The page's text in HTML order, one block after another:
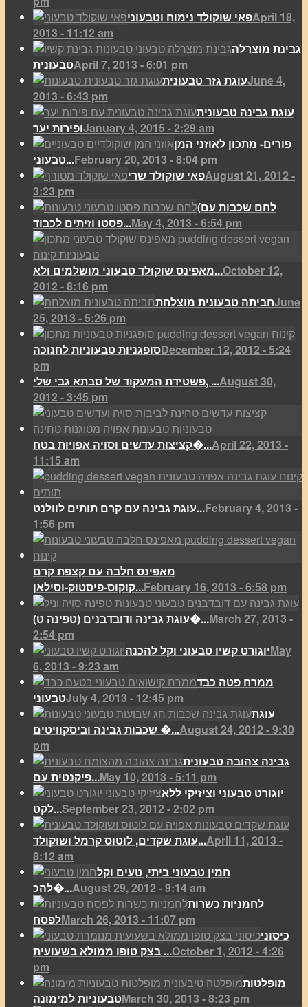
פאי שוקולד נימוח וטבעוניApril 18,
2013 - 11:12 am
גבינת מוצרלה
טבעוניתApril 7, 2013 - 6:01 pm
עוגת גזר טבעוניתJune 4,
2013 - 6:43 pm
עוגת גבינה טבעונית
ופירות יערJanuary 4, 2015 - 2:29 am
פורים- מתכון לאוזני המן
טבעוני...February 20, 2013 - 8:04 pm
פאי שוקולד שריAugust 21, 2012 -
3:23 pm
(לחם שכבות עם
פסטו וזיתים לכבוד...May 4, 2013 - 6:54 pm
מאפינס שוקולד טבעוני מושלמים ולא...October 12,
2012 - 8:16 pm
חביתה טבעונית מוצלחתJune
25, 2013 - 5:26 pm
סופגניות טבעוניות לחנוכהDecember 12, 2012 - 5:24
pm
פשטידת המעקוד של סבתא גבי שלי, ...August 30,
2012 - 3:45 pm
קציצות עדשים וסויה אפויות בטח�...April 22, 2013 -
11:15 am
עוגת גבינה עם קרם תותים לוולנט...February 4, 2013 -
1:56 pm
מאפינס חלבה עם קצפת קרם
קוקוס-פיסטוק-וסילאן...February 16, 2013 - 6:58 pm
(עוגת גבינה ודובדבנים (טפינה ט�...March 27, 2013 -
2:54 pm
יוגורט קשיו טבעוני וקל להכנהMay
6, 2013 - 9:23 am
ממרח פטה כבד
טבעוניJuly 4, 2013 - 12:45 pm
עוגת
שכבות גבינה וביסקוויטים �...August 24, 2012 - 9:30
pm
גבינה צהובה טבעונית
פיקנטית עם...May 10, 2013 - 5:11 pm
יוגורט טבעוני וציזיקי ללא
לקט...September 23, 2012 - 2:02 pm
עוגת שקדים, לוטוס קרמל ושוקולד...April 11, 2013 -
8:12 am
חמין טבעוני ביתי, טעים וקל
להכ�...August 29, 2012 - 9:14 am
לחמניות כשרות
לפסחMarch 26, 2013 - 11:07 pm
כיסוני
בצק טופו ממולא בשעועית ...October 1, 2012 - 4:26
pm
מופלטות
טבעוניות למימונהMarch 30, 2013 - 8:23 pm